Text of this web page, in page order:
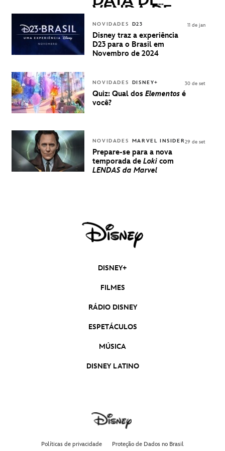
VENDA DE
INGRESSOS
PARA A D23
BRASIL -
UMA
DISNEY
NOVIDADES D23
Disney traz a experiência
D23 para o Brasil em
Novembro de 2024
11 de jan
NOVIDADES DISNEY+
Quiz: Qual dos Elementos é
você?
30 de set
NOVIDADES MARVEL INSIDER
Prepare-se para a nova
temporada de Loki com
LENDAS da Marvel
29 de set
DISNEY+
FILMES
RÁDIO DISNEY
ESPETÁCULOS
MÚSICA
DISNEY LATINO
Políticas de privacidade Proteção de Dados no Brasil